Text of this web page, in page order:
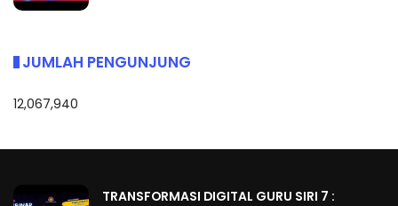
JUMLAH PENGUNJUNG
12,067,940
TRANSFORMASI DIGITAL GURU SIRI 7 :